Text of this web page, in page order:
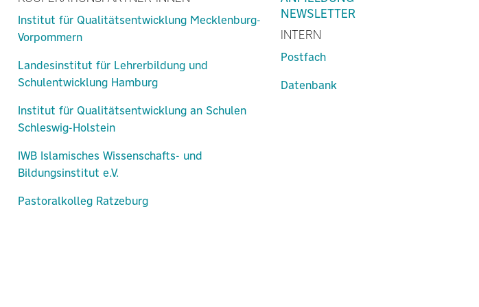
Institut für Qualitätsentwicklung Mecklenburg-
Vorpommern
Landesinstitut für Lehrerbildung und
Schulentwicklung Hamburg
Institut für Qualitätsentwicklung an Schulen
Schleswig-Holstein
IWB Islamisches Wissenschafts- und
Bildungsinstitut e.V.
Pastoralkolleg Ratzeburg
NEWSLETTER
INTERN
Postfach
Datenbank